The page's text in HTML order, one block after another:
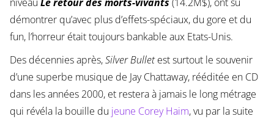
démontrer qu’avec plus d’effets-spéciaux, du gore et du
fun, l’horreur était toujours bankable aux Etats-Unis.
Des décennies après,Silver Bulletest surtout le souvenir
d’une superbe musique de Jay Chattaway, rééditée en CD
dans les années 2000, et restera à jamais le long métrage
qui révéla la bouille du jeune Corey Haim, vu par la suite